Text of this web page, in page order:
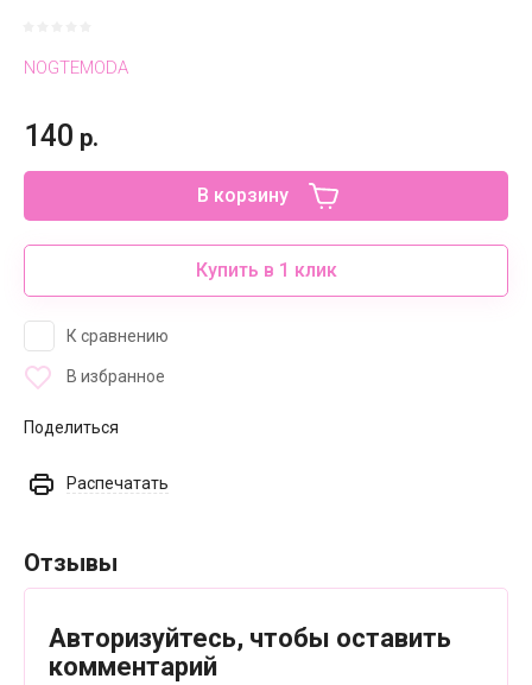
NOGTEMODA
140 р.
В корзину
Купить в 1 клик
К сравнению
В избранное
Поделиться
Распечатать
Отзывы
Авторизуйтесь, чтобы оставить
комментарий